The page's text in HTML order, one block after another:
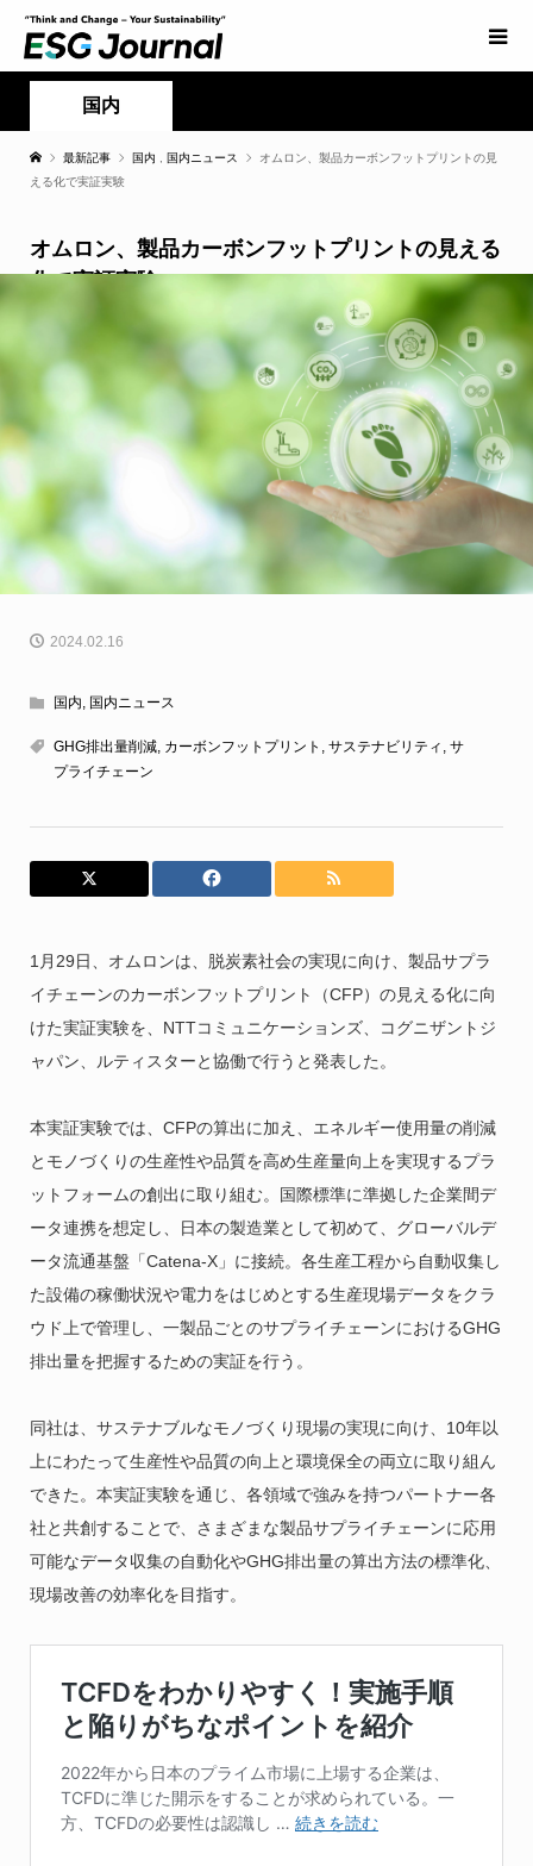
国内
最新記事 国内 国内ニュース
オムロン、製品カーボンフットプリントの見
える化で実証実験
オムロン、製品カーボンフットプリントの見える
化で実証実験
2024.02.16
国内 国内ニュース
GHG排出量削減, カーボンフットプリント サステナビリティ サ
プライチェーン
1月29日、オムロンは、脱炭素社会の実現に向け、製品サプラ
イチェーンのカーボンフットプリント（CFP）の見える化に向
けた実証実験を、NTTコミュニケーションズ、コグニザントジ
ャパン、ルティスターと協働で行うと発表した。
本実証実験では、CFPの算出に加え、エネルギー使用量の削減
とモノづくりの生産性や品質を高め生産量向上を実現するプラ
ットフォームの創出に取り組む。国際標準に準拠した企業間デ
ータ連携を想定し、日本の製造業として初めて、グローバルデ
ータ流通基盤「Catena-X」に接続。各生産工程から自動収集し
た設備の稼働状況や電力をはじめとする生産現場データをクラ
ウド上で管理し、一製品ごとのサプライチェーンにおけるGHG
排出量を把握するための実証を行う。
同社は、サステナブルなモノづくり現場の実現に向け、10年以
上にわたって生産性や品質の向上と環境保全の両立に取り組ん
できた。本実証実験を通じ、各領域で強みを持つパートナー各
社と共創することで、さまざまな製品サプライチェーンに応用
可能なデータ収集の自動化やGHG排出量の算出方法の標準化、
現場改善の効率化を目指す。